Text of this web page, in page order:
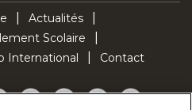
Actualités
Scolaire
International
Contact
YouTubePinterestInstagramLinkedInTikTok